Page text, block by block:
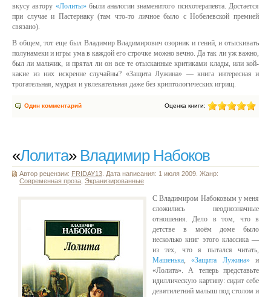
вкусу автору «Лолиты»были аналогии знаменитого психотерапевта. Достается
при случае и Пастернаку (там что-то личное было с Нобелевской премией
связано).
В общем, тот еще был Владимир Владимирович озорник и гений, и отыскивать
полунамеки и игры ума в каждой его строчке можно вечно. Да так ли уж важно,
был ли мальчик, и прятал ли он все те отысканные критиками клады, или кой-
какие из них искренне случайны? «Защита Лужина» — книга интересная и
трогательная, мудрая и увлекательная даже без криптологических игрищ.
Один комментарий Оценка книги:
«Лолита» Владимир Набоков
Автор рецензии: FRIDAY13 . Дата написания: 1 июля 2009. Жанр:
Современная проза Экранизированные
С Владимиром Набоковым у меня
сложились неоднозначные
отношения. Дело в том, что в
детстве в моём доме было
несколько книг этого классика —
из тех, что я пытался читать,
Машенька,«Защита Лужина»и
«Лолита». А теперь представьте
идиллическую картину: сидит себе
девятилетний малыш под столом и